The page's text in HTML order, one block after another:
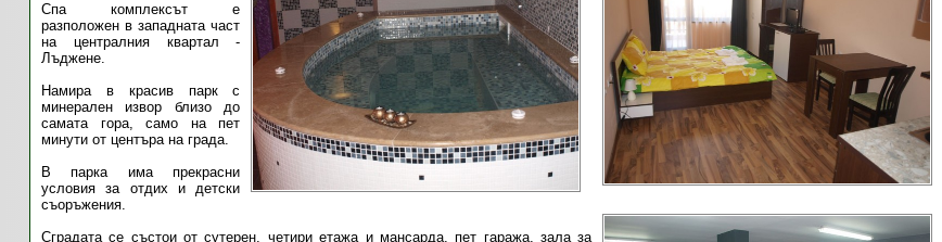
Спа комплексът е
разположен в западната част
на централния квартал -
Лъджене.
Намира в красив парк с
минерален извор близо до
самата гора, само на пет
минути от центъра на града.
В парка има прекрасни
условия за отдих и детски
съоръжения.
Сградата се състои от сутерен, четири етажа и мансарда, пет гаража, зала за